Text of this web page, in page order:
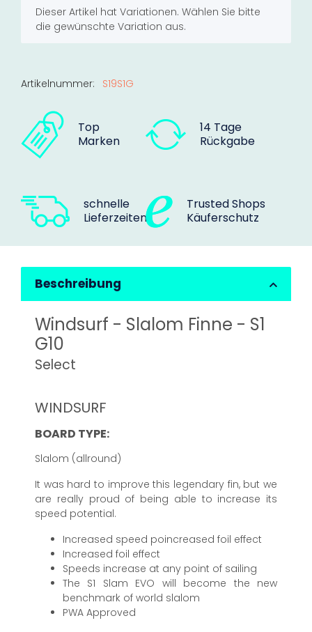
xDieser Artikel hat Variationen. Wählen Sie bitte
die gewünschte Variation aus.
Artikelnummer: S19S1G
Top
Marken
14 Tage
Rückgabe
schnelle
Lieferzeiten
Trusted Shops
Käuferschutz
Beschreibung
Windsurf - Slalom Finne - S1
G10
Select
WINDSURF
BOARD TYPE:
Slalom (allround)
It was hard to improve this legendary fin, but we
are really proud of being able to increase its
speed potential.
Increased speed poincreased foil effect
Increased foil effect
Speeds increase at any point of sailing
The S1 Slam EVO will become the new
benchmark of world slalom
PWA Approved